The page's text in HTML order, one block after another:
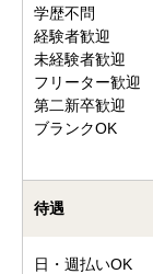
学歴不問
経験者歓迎
未経験者歓迎
フリーター歓迎
第二新卒歓迎
ブランクOK
待遇
日・週払いOK